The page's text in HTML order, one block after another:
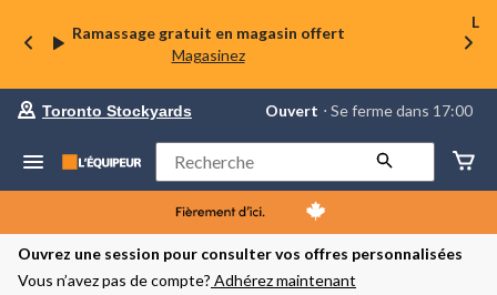
Ramassage gratuit en magasin offert
Magasinez
La
votre
préféré
Toronto
Stockyards,
courament
Ouvert,
Se
dans
Toronto Stockyards Ouvert ⋅ Se ferme dans 17:00
Rechercher
Ouvrez une session pour consulter vos offres personnalisées
Vous n’avez pas de compte? Adhérez maintenant